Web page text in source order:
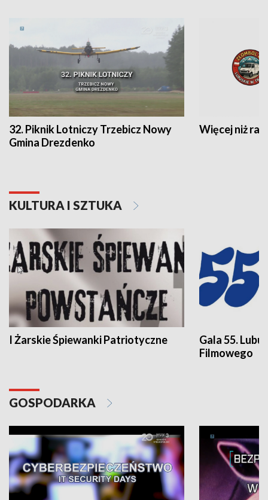
32. Piknik Lotniczy Trzebicz Nowy
Gmina Drezdenko
Więcej niż rajd
KULTURA I SZTUKA
I Żarskie Śpiewanki Patriotyczne
Gala 55.
Filmowego
GOSPODARKA